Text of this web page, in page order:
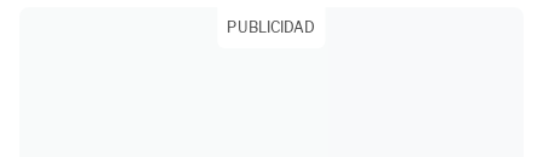
PUBLICIDAD